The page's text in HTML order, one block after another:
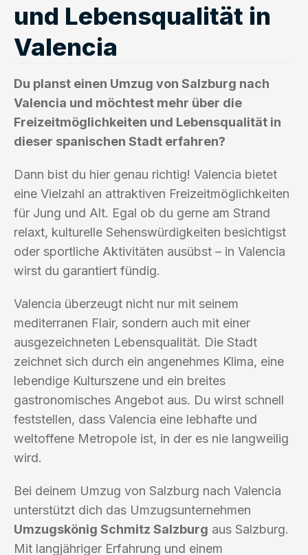
und Lebensqualität in
Valencia
Du planst einen Umzug von Salzburg nach
Valencia und möchtest mehr über die
Freizeitmöglichkeiten und Lebensqualität in
dieser spanischen Stadt erfahren?
Dann bist du hier genau richtig! Valencia bietet
eine Vielzahl an attraktiven Freizeitmöglichkeiten
für Jung und Alt. Egal ob du gerne am Strand
relaxt, kulturelle Sehenswürdigkeiten besichtigst
oder sportliche Aktivitäten ausübst – in Valencia
wirst du garantiert fündig.
Valencia überzeugt nicht nur mit seinem
mediterranen Flair, sondern auch mit einer
ausgezeichneten Lebensqualität. Die Stadt
zeichnet sich durch ein angenehmes Klima, eine
lebendige Kulturszene und ein breites
gastronomisches Angebot aus. Du wirst schnell
feststellen, dass Valencia eine lebhafte und
weltoffene Metropole ist, in der es nie langweilig
wird.
Bei deinem Umzug von Salzburg nach Valencia
unterstützt dich das Umzugsunternehmen
Umzugskönig Schmitz Salzburg aus Salzburg.
Mit langjähriger Erfahrung und einem